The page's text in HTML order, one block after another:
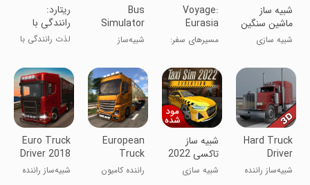
شبیه ساز
ماشین سنگین
2 | نسخه مود
شده
شبیه سازی
Voyage:
Eurasia
Roads
مسیرهای سفر:
Bus
Simulator
17
شبیه‌ساز
‏‏‏ریتارد:
رانندگی با
کامیون های
ایرانی
لذت رانندگی با
Hard Truck
Driver
Simulator
3D
شبیه‌ساز راننده
شبیه ساز
تاکسی 2022
| نسخه مود
شده
شبیه سازی
European
Truck
Simulator
راننده کامیون
Euro Truck
Driver 2018
شبیه‌ساز راننده